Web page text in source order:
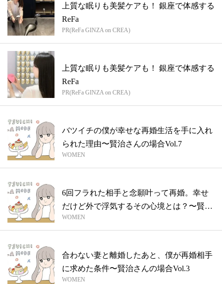
上質な眠りも美髪ケアも！ 銀座で体感する
ReFa
PR(ReFa GINZA on CREA)
上質な眠りも美髪ケアも！ 銀座で体感する
ReFa
PR(ReFa GINZA on CREA)
バツイチの僕が幸せな再婚生活を手に入れ
られた理由〜賢治さんの場合Vol.7
WOMEN
6回フラれた相手と念願叶って再婚。幸せ
だけど外で浮気するその心境とは？〜賢治
さん...
WOMEN
合わない妻と離婚したあと、僕が再婚相手
に求めた条件〜賢治さんの場合Vol.3
WOMEN